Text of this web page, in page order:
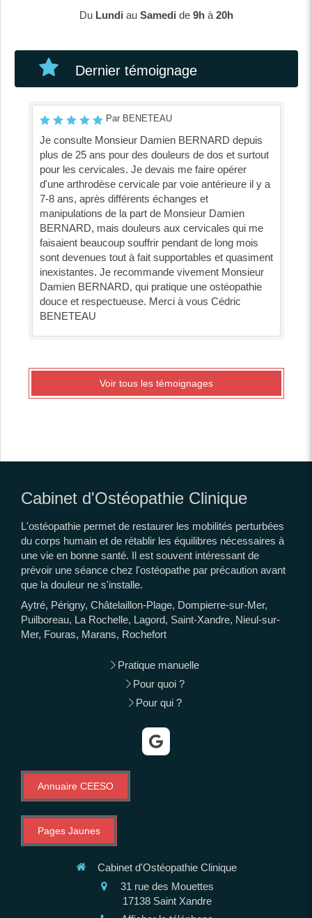
Du Lundi au Samedi de 9h à 20h
Dernier témoignage
Par BENETEAU
Je consulte Monsieur Damien BERNARD depuis
plus de 25 ans pour des douleurs de dos et surtout
pour les cervicales. Je devais me faire opérer
d'une arthrodèse cervicale par voie antérieure il y a
7-8 ans, après différents échanges et
manipulations de la part de Monsieur Damien
BERNARD, mais douleurs aux cervicales qui me
faisaient beaucoup souffrir pendant de long mois
sont devenues tout à fait supportables et quasiment
inexistantes. Je recommande vivement Monsieur
Damien BERNARD, qui pratique une ostéopathie
douce et respectueuse. Merci à vous Cédric
BENETEAU
Voir tous les témoignages
Cabinet d'Ostéopathie Clinique
L'ostéopathie permet de restaurer les mobilités perturbées
du corps humain et de rétablir les équilibres nécessaires à
une vie en bonne santé. Il est souvent intéressant de
prévoir une séance chez l'ostéopathe par précaution avant
que la douleur ne s'installe.
Aytré, Périgny, Châtelaillon-Plage, Dompierre-sur-Mer,
Puilboreau, La Rochelle, Lagord, Saint-Xandre, Nieul-sur-
Mer, Fouras, Marans, Rochefort
Pratique manuelle
Pour quoi ?
Pour qui ?
Annuaire CEESO
Pages Jaunes
Cabinet d'Ostéopathie Clinique
31 rue des Mouettes
17138 Saint Xandre